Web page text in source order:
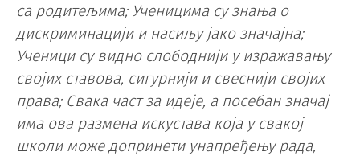
са родитељима; Ученицима су знања о
дискриминацији и насиљу јако значајна;
Ученици су видно слободнији у изражавању
својих ставова, сигурнији и свеснији својих
права; Свака част за идеје, а посебан значај
има ова размена искустава која у свакој
школи може допринети унапређењу рада,